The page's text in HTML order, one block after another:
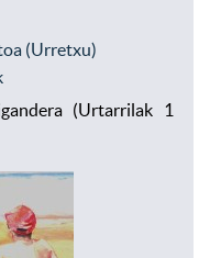
(Urretxu)
(Urtarrilak 1